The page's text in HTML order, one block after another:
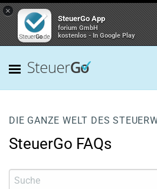
×
SteuerGo App
forium GmbH
kostenlos - In Google Play
DIE GANZE WELT DES
SteuerGo FAQs